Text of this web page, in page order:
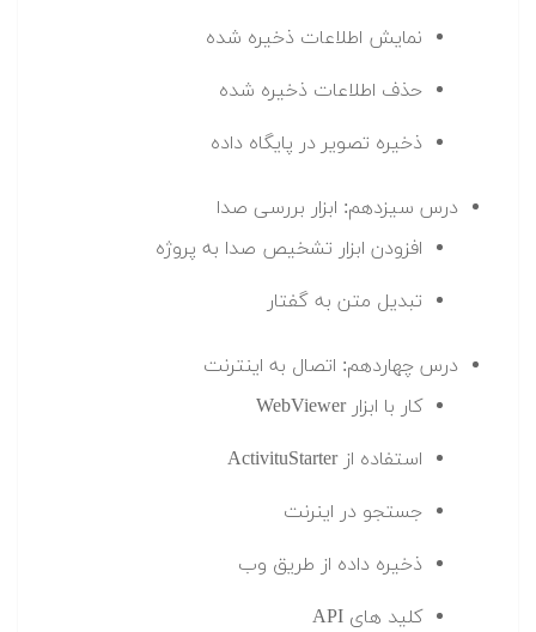
نمایش اطلاعات ذخیره شده
حذف اطلاعات ذخیره شده
ذخیره تصویر در پایگاه داده
درس سیزدهم: ابزار بررسی صدا
افزودن ابزار تشخیص صدا به پروژه
تبدیل متن به گفتار
درس چهاردهم: اتصال به اینترنت
کار با ابزار WebViewer
استفاده از ActivituStarter
جستجو در اینرنت
ذخیره داده از طریق وب
کلید های API